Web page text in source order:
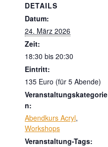
DETAILS
Datum:
24. März 2026
Zeit:
18:30 bis 20:30
Eintritt:
135 Euro (für 5 Abende)
Veranstaltungskategorie
n:
Abendkurs Acryl,
Workshops
Veranstaltung-Tags: